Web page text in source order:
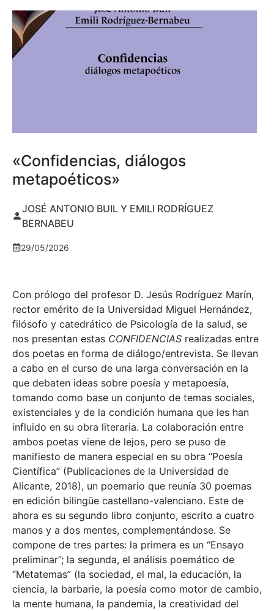
«Confidencias, diálogos
metapoéticos»
JOSÉ ANTONIO BUIL Y EMILI RODRÍGUEZ
BERNABEU
29/05/2026
Con prólogo del profesor D. Jesús Rodríguez Marín,
rector emérito de la Universidad Miguel Hernández,
filósofo y catedrático de Psicología de la salud, se
nos presentan estas CONFIDENCIAS realizadas entre
dos poetas en forma de diálogo/entrevista. Se llevan
a cabo en el curso de una larga conversación en la
que debaten ideas sobre poesía y metapoesía,
tomando como base un conjunto de temas sociales,
existenciales y de la condición humana que les han
influido en su obra literaria. La colaboración entre
ambos poetas viene de lejos, pero se puso de
manifiesto de manera especial en su obra “Poesía
Científica” (Publicaciones de la Universidad de
Alicante, 2018), un poemario que reunía 30 poemas
en edición bilingüe castellano-valenciano. Este de
ahora es su segundo libro conjunto, escrito a cuatro
manos y a dos mentes, complementándose. Se
compone de tres partes: la primera es un “Ensayo
preliminar”; la segunda, el análisis poemático de
“Metatemas” (la sociedad, el mal, la educación, la
ciencia, la barbarie, la poesía como motor de cambio,
la mente humana, la pandemia, la creatividad del